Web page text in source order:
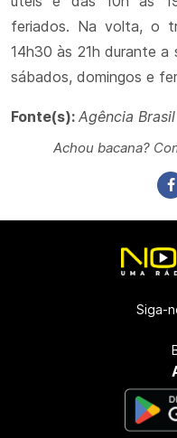
feriados. Na volta, o
14h30 às 21h durante a
sábados, domingos e
Fonte(s): Agência Brasil
Achou bacana?
Siga-